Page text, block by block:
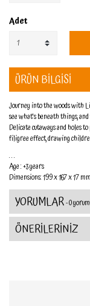
Adet
ÜRÜN BİLGİSİ
Journey into the woods with
see what's beneath things,
Delicate cutaways and holes
filigree effect, drawing
. . .
Age : +3 years
Dimensions: 199 x 167 x 17 mm
YORUMLAR- 0 yorum
ÖNERİLERİNİZ